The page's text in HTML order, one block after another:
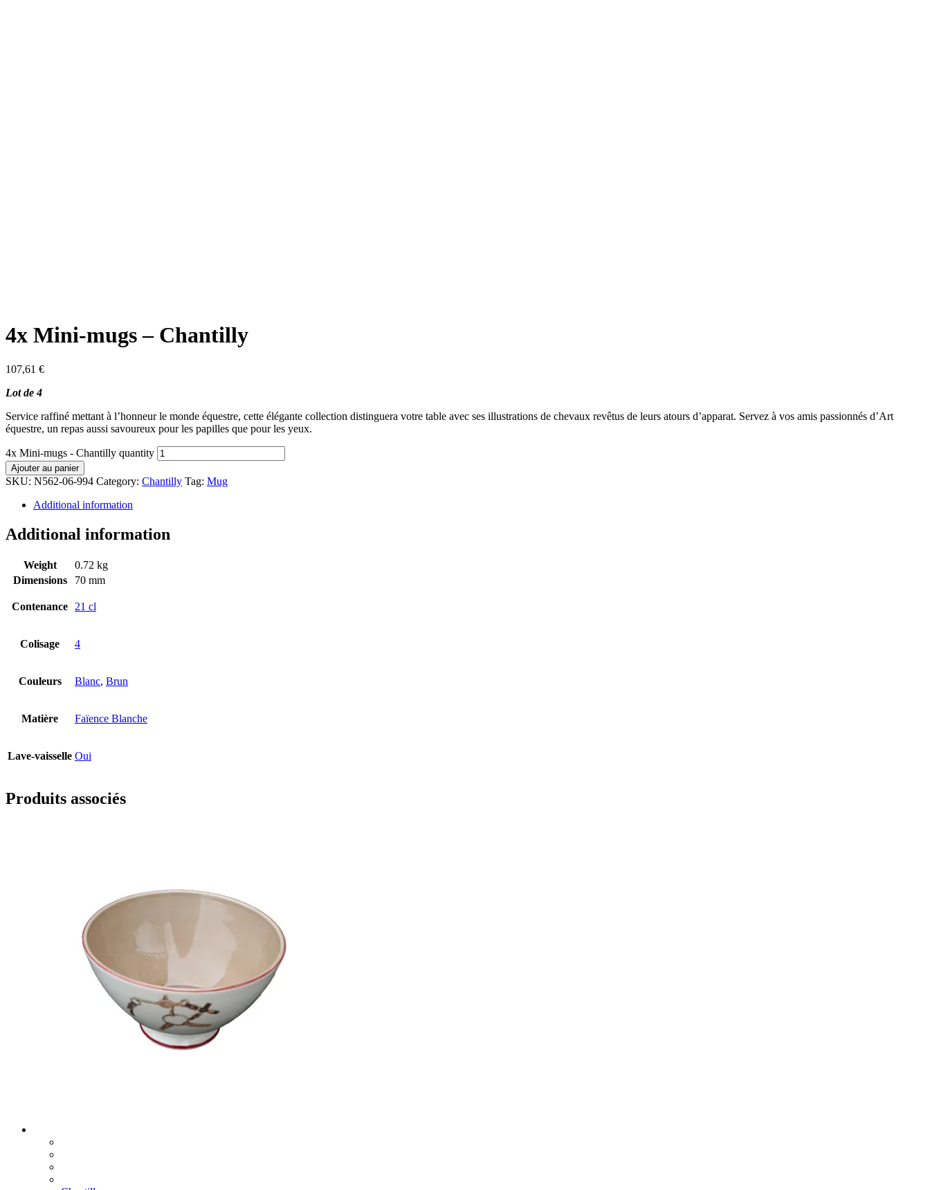
4x Mini-mugs – Chantilly
107,61 €
Lot de 4
Service raffiné mettant à l’honneur le monde équestre, cette élégante collection distinguera votre table avec ses illustrations de chevaux revêtus de leurs atours d’apparat. Servez à vos amis passionnés d’Art
équestre, un repas aussi savoureux pour les papilles que pour les yeux.
4x Mini-mugs - Chantilly quantity
Ajouter au panier
SKU: N562-06-994 Category: Chantilly Tag: Mug
Additional information
Additional information
Weight
0.72 kg
Dimensions
70 mm
Contenance 21 cl
Colisage 4
Couleurs Blanc, Brun
Matière Faïence Blanche
Lave-vaisselle Oui
Produits associés